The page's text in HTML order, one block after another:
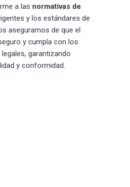
a las normativas de
y los estándares de
aseguramos de que el
y cumpla con los
garantizando
y conformidad.